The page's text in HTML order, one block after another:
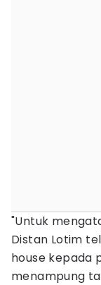
"Untuk
Distan Lotim
house kepada
menampung